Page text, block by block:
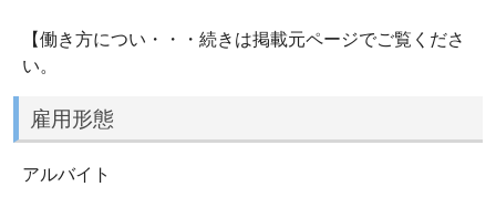
【働き方につい・・・続きは掲載元ページでご覧くださ
い。
雇用形態
アルバイト